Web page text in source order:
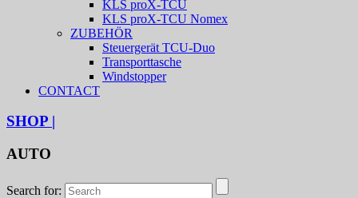
KLS proX-TCU
KLS proX-TCU Nomex
ZUBEHÖR
Steuergerät TCU-Duo
Transporttasche
Windstopper
CONTACT
SHOP |
AUTO
Search for: